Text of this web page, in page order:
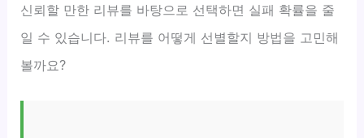
신뢰할 만한 리뷰를 바탕으로 선택하면 실패 확률을 줄
일 수 있습니다. 리뷰를 어떻게 선별할지 방법을 고민해
볼까요?